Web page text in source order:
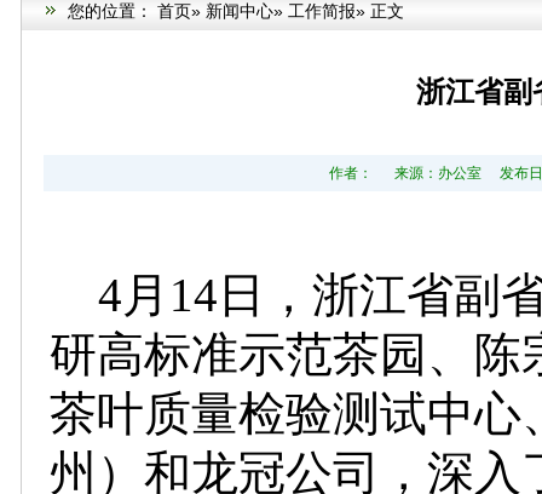
您的位置： 首页» 新闻中心» 工作简报» 正文
浙江省副
作者： 来源：办公室 发布日
4月14日，浙江省副
研高标准示范茶园、
茶叶质量检验测试中
州）和龙冠公司，深